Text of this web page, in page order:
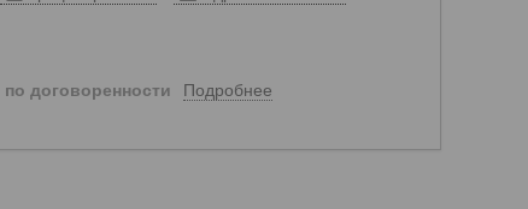
по договоренности Подробнее